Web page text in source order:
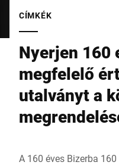
CÍMKÉK
Nyerjen 160
megfelelő
utalványt a
A 160 éves Bizerba